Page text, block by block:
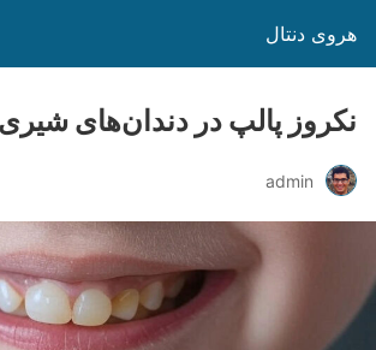
هروی دنتال
نکروز پالپ در دندان‌های
admin